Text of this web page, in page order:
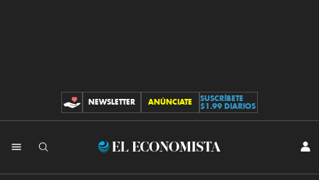
CONTRIBUCIONES
NEWSLETTER ANÚNCIATE
SUSCRÍBETE
$1.99 DIARIOS
El